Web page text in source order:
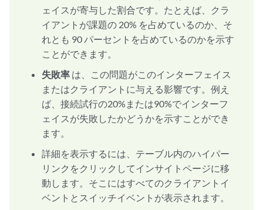
ェイスが寄与した割合です。たとえば、クラ
イアントが課題の 20% を占めているのか、そ
れとも 90 パーセントを占めているのかを示す
ことができます。
失敗率 は、この問題がこのインターフェイス
またはクライアントに与える影響です。例え
ば、接続試行の20%または90%でインターフ
ェイスが失敗したかどうかを示すことができ
ます。
詳細を表示するには、テーブル内のハイパー
リンクをクリックしてインサイトページに移
動します。そこにはすべてのクライアントイ
ベントとスイッチイベントが表示されます。